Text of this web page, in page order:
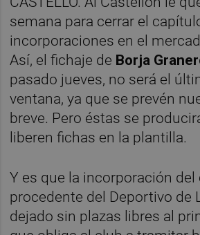
semana para cerrar el
incorporaciones en el
Así, el fichaje de Borja
pasado jueves, no será el
ventana, ya que se prevén
breve. Pero éstas se
liberen fichas en la plantilla.
Y es que la incorporación del
procedente del Deportivo de
dejado sin plazas libres al